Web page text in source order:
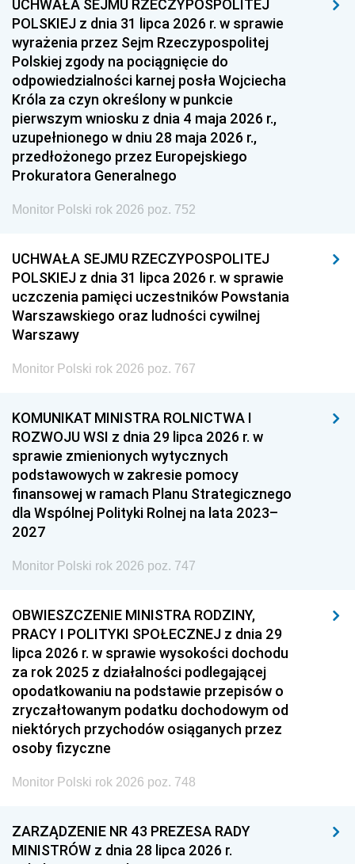
UCHWAŁA SEJMU RZECZYPOSPOLITEJ
POLSKIEJ z dnia 31 lipca 2026 r. w sprawie
wyrażenia przez Sejm Rzeczypospolitej
Polskiej zgody na pociągnięcie do
odpowiedzialności karnej posła Wojciecha
Króla za czyn określony w punkcie
pierwszym wniosku z dnia 4 maja 2026 r.,
uzupełnionego w dniu 28 maja 2026 r.,
przedłożonego przez Europejskiego
Prokuratora Generalnego
Monitor Polski rok 2026 poz. 752
UCHWAŁA SEJMU RZECZYPOSPOLITEJ
POLSKIEJ z dnia 31 lipca 2026 r. w sprawie
uczczenia pamięci uczestników Powstania
Warszawskiego oraz ludności cywilnej
Warszawy
Monitor Polski rok 2026 poz. 767
KOMUNIKAT MINISTRA ROLNICTWA I
ROZWOJU WSI z dnia 29 lipca 2026 r. w
sprawie zmienionych wytycznych
podstawowych w zakresie pomocy
finansowej w ramach Planu Strategicznego
dla Wspólnej Polityki Rolnej na lata 2023–
2027
Monitor Polski rok 2026 poz. 747
OBWIESZCZENIE MINISTRA RODZINY,
PRACY I POLITYKI SPOŁECZNEJ z dnia 29
lipca 2026 r. w sprawie wysokości dochodu
za rok 2025 z działalności podlegającej
opodatkowaniu na podstawie przepisów o
zryczałtowanym podatku dochodowym od
niektórych przychodów osiąganych przez
osoby fizyczne
Monitor Polski rok 2026 poz. 748
ZARZĄDZENIE NR 43 PREZESA RADY
MINISTRÓW z dnia 28 lipca 2026 r.